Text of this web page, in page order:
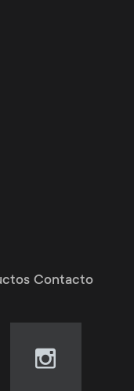
Contacto
Visit